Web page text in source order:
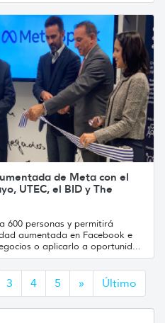
de Meta con el
UTEC, el BID y The
600 personas y permitirá
aumentada en Facebook e
o aplicarlo a oportunid...
3 4 5 » Siguiente
Último